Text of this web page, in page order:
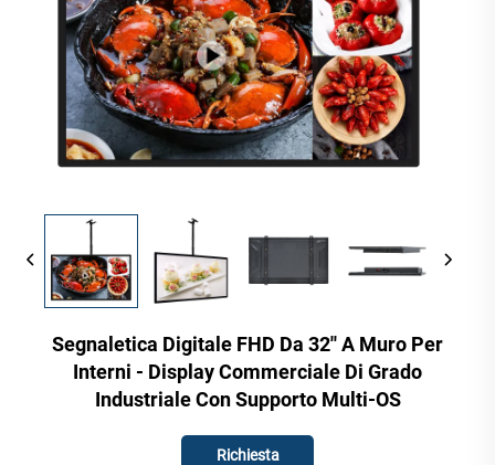
Segnaletica Digitale FHD Da 32'' A Muro Per
Interni - Display Commerciale Di Grado
Industriale Con Supporto Multi-OS
Richiesta